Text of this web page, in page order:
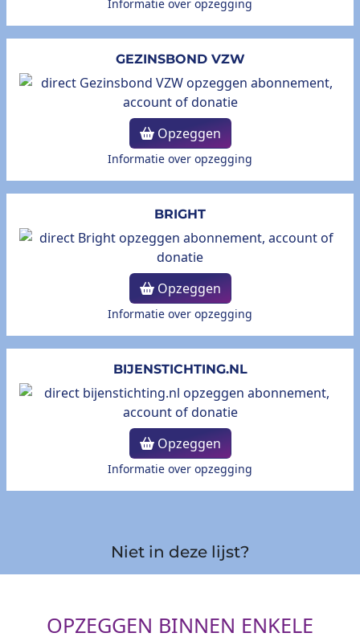
Informatie over opzegging
GEZINSBOND VZW
Opzeggen
Informatie over opzegging
BRIGHT
Opzeggen
Informatie over opzegging
BIJENSTICHTING.NL
Opzeggen
Informatie over opzegging
Niet in deze lijst?
OPZEGGEN BINNEN ENKELE